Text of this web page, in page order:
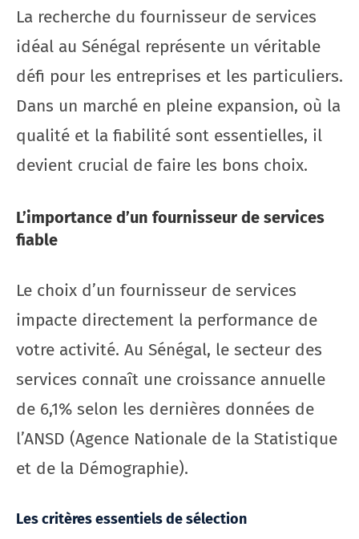
La recherche du fournisseur de services
idéal au Sénégal représente un véritable
défi pour les entreprises et les particuliers.
Dans un marché en pleine expansion, où la
qualité et la fiabilité sont essentielles, il
devient crucial de faire les bons choix.
L’importance d’un fournisseur de services
fiable
Le choix d’un fournisseur de services
impacte directement la performance de
votre activité. Au Sénégal, le secteur des
services connaît une croissance annuelle
de 6,1% selon les dernières données de
l’ANSD (Agence Nationale de la Statistique
et de la Démographie).
Les critères essentiels de sélection